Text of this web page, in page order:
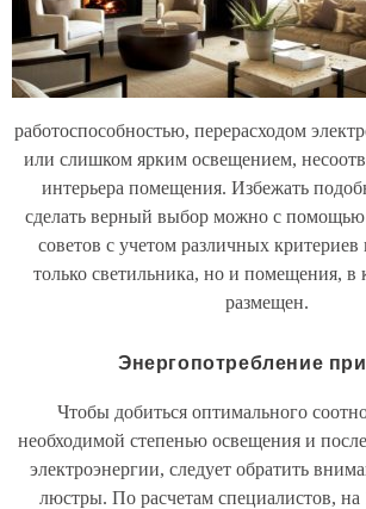
работоспособностью, перерасходом
или слишком ярким освещением,
интерьера помещения. Избежать
сделать верный выбор можно с
советов с учетом различных критериев
только светильника, но и помещения, в
размещен.
Энергопотребление
Чтобы добиться оптимального
необходимой степенью освещения и
электроэнергии, следует обратить
люстры. По расчетам специалистов,